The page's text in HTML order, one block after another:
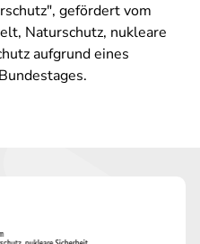
gefördert vom
Naturschutz, nukleare
aufgrund eines